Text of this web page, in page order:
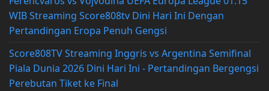
WIB Streaming Score808tv Dini Hari Ini Dengan
Pertandingan Eropa Penuh Gengsi
Score808TV Streaming Inggris vs Argentina Semifinal
Piala Dunia 2026 Dini Hari Ini - Pertandingan Bergengsi
Perebutan Tiket ke Final